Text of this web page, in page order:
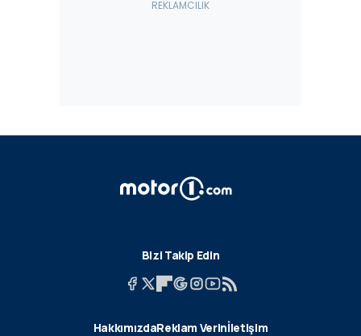
Bizi Takip Edin
HakkımızdaReklam Verinİletişim